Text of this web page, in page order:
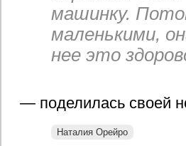
машинку.
маленькими,
нее это
— поделилась своей
Наталия Орейро